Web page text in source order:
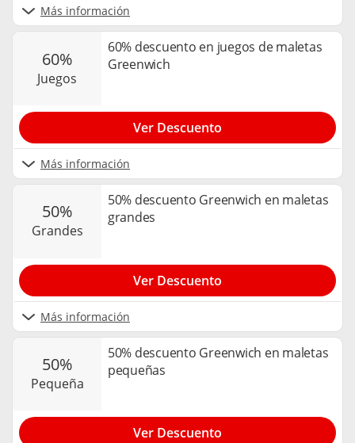
Más información
60%
juegos
60% descuento en juegos de maletas
Greenwich
Más información
Ver Descuento
50%
grandes
50% descuento Greenwich en maletas
grandes
Más información
Ver Descuento
50%
pequeña
50% descuento Greenwich en maletas
pequeñas
Ver Descuento